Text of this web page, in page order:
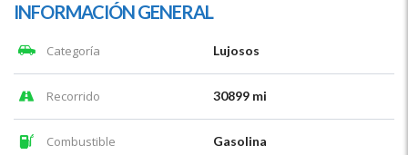
INFORMACIÓN GENERAL
Categoría Lujosos
Recorrido 30899 mi
Combustible Gasolina